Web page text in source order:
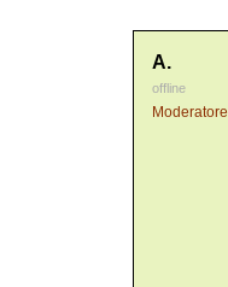
A.
offline
Moderatore